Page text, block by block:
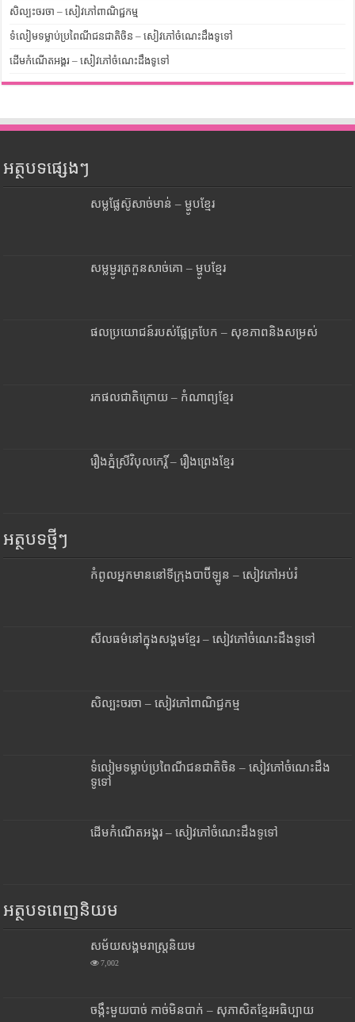
សិល្បះចរចា – សៀវភៅពាណិជ្ជកម្ម
ទំលៀមទម្លាប់ប្រពៃណីជនជាតិចិន – សៀវភៅចំណេះដឹងទូទៅ
ដើមកំណើតអង្គរ – សៀវភៅចំណេះដឹងទូទៅ
អត្ថបទផ្សេងៗ
សម្លផ្លែស៊ូសាច់មាន់ – ម្ហូបខ្មែរ
សម្លម្ជូរត្រកួនសាច់គោ – ម្ហូបខ្មែរ
ផលប្រយោជន៍របស់ផ្លែត្របែក – សុខភាពនិងសម្រស់
រកផលជាតិក្រោយ – កំណាព្យខ្មែរ
រឿងភ្នំស្រីវិបុលកេរ្តិ៍ – រឿងព្រេងខ្មែរ
អត្ថបទថ្មីៗ
កំពូលអ្នកមាននៅទីក្រុងបាប៊ីឡូន – សៀវភៅអប់រំ
សីលធម៌នៅក្នុងសង្គមខ្មែរ – សៀវភៅចំណេះដឹងទូទៅ
សិល្បះចរចា – សៀវភៅពាណិជ្ជកម្ម
ទំលៀមទម្លាប់ប្រពៃណីជនជាតិចិន – សៀវភៅចំណេះដឹង
ទូទៅ
ដើមកំណើតអង្គរ – សៀវភៅចំណេះដឹងទូទៅ
អត្ថបទពេញនិយម
សម័យសង្គមរាស្រ្តនិយម
7,002
ចង្កឹះមួយបាច់ កាច់មិនបាក់ – សុភាសិតខ្មែរអធិប្បាយ